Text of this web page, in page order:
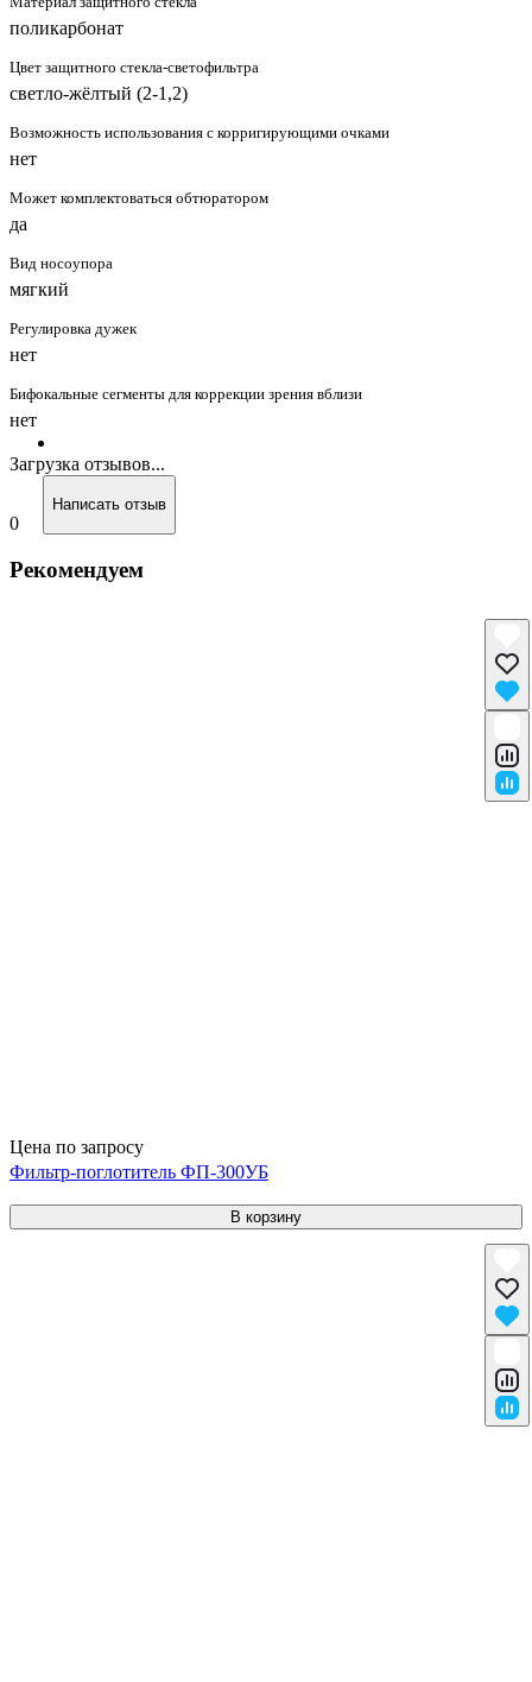
поликарбонат
Цвет защитного стекла-светофильтра
светло-жёлтый (2-1,2)
Возможность использования с корригирующими очками
нет
Может комплектоваться обтюратором
да
Вид носоупора
мягкий
Регулировка дужек
нет
Бифокальные сегменты для коррекции зрения вблизи
нет
Загрузка отзывов...
0
Написать отзыв
Рекомендуем
Цена по запросу
Фильтр-поглотитель ФП-300УБ
В корзину